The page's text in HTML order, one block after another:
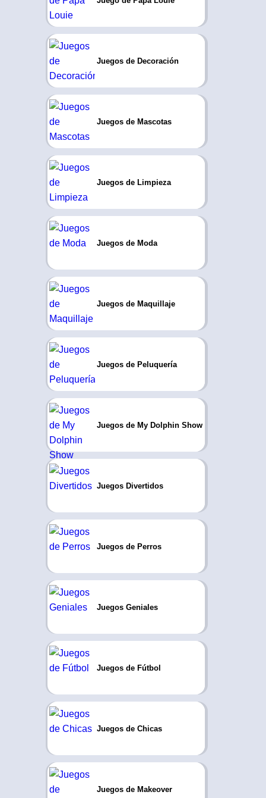
Juegos de Decoración
Juegos de Mascotas
Juegos de Limpieza
Juegos de Moda
Juegos de Maquillaje
Juegos de Peluquería
Juegos de My Dolphin Show
Juegos Divertidos
Juegos de Perros
Juegos Geniales
Juegos de Fútbol
Juegos de Chicas
Juegos de Makeover